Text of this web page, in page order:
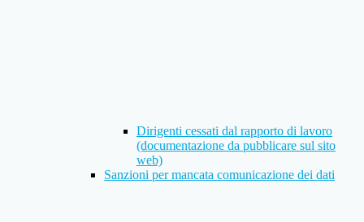
Dirigenti cessati dal rapporto di lavoro
(documentazione da pubblicare sul sito
web)
Sanzioni per mancata comunicazione dei dati